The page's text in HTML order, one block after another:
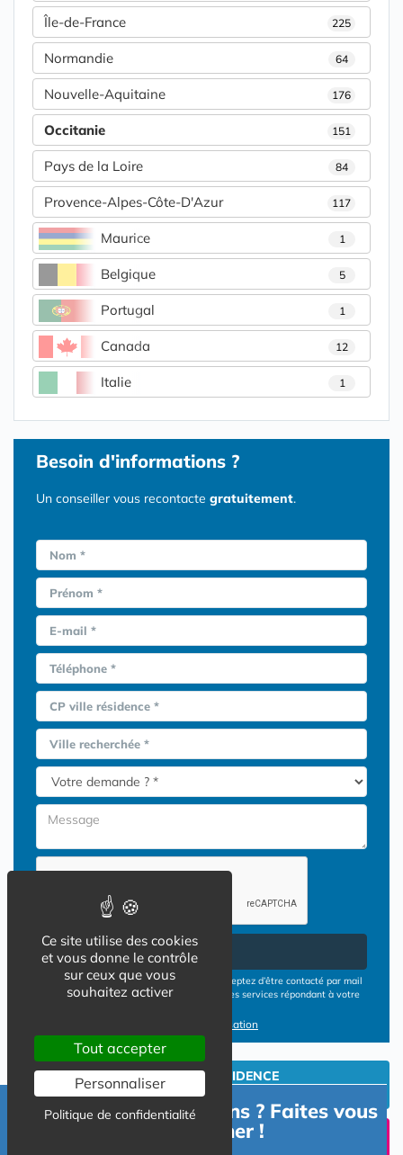
Île-de-France 225
Normandie 64
Nouvelle-Aquitaine 176
Occitanie 151
Pays de la Loire 84
Provence-Alpes-Côte-D'Azur 117
Maurice 1
Belgique 5
Portugal 1
Canada 12
Italie 1
Besoin d'informations ?
Un conseiller vous recontacte gratuitement.
Nom *
Prénom *
E-mail *
Téléphone *
CP ville résidence *
Ville recherchée *
Envoyer
En cliquant sur le bouton ENVOYER vous acceptez d’être contacté par mail
ou téléphone par les opérateurs de résidences services répondant à votre
Conditions d'utilisation
INVESTIR EN RESIDENCE
SENIOR
UN SEJOUR TEMPORAIIRE
Besoin d'informations ? Faites vous
accompagner !
Ce site utilise des cookies
et vous donne le contrôle
sur ceux que vous
souhaitez activer
Tout accepter
Personnaliser
Politique de confidentialité